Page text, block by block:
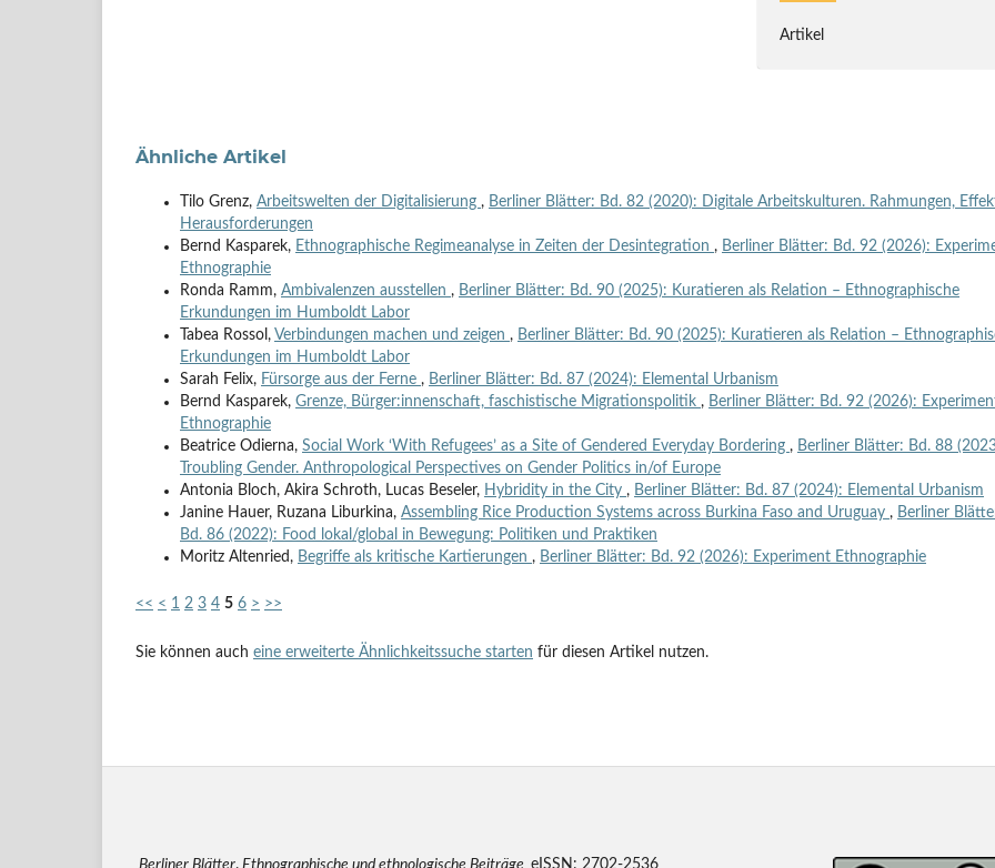
Artikel
Ähnliche Artikel
Tilo Grenz, Arbeitswelten der Digitalisierung , Berliner Blätter: Bd. 82 (2020): Digitale Arbeitskulturen. Rahmungen,
Herausforderungen
Bernd Kasparek, Ethnographische Regimeanalyse in Zeiten der Desintegration , Berliner Blätter: Bd. 92 (2026):
Ethnographie
Ronda Ramm, Ambivalenzen ausstellen , Berliner Blätter: Bd. 90 (2025): Kuratieren als Relation – Ethnographische
Erkundungen im Humboldt Labor
Tabea Rossol, Verbindungen machen und zeigen , Berliner Blätter: Bd. 90 (2025): Kuratieren als Relation –
Erkundungen im Humboldt Labor
Sarah Felix, Fürsorge aus der Ferne , Berliner Blätter: Bd. 87 (2024): Elemental Urbanism
Bernd Kasparek, Grenze, Bürger:innenschaft, faschistische Migrationspolitik , Berliner Blätter: Bd. 92 (2026):
Ethnographie
Beatrice Odierna, Social Work ‘With Refugees’ as a Site of Gendered Everyday Bordering , Berliner Blätter: Bd. 88
Troubling Gender. Anthropological Perspectives on Gender Politics in/of Europe
Antonia Bloch, Akira Schroth, Lucas Beseler, Hybridity in the City , Berliner Blätter: Bd. 87 (2024): Elemental Urbanism
Janine Hauer, Ruzana Liburkina, Assembling Rice Production Systems across Burkina Faso and Uruguay , Berliner
Bd. 86 (2022): Food lokal/global in Bewegung: Politiken und Praktiken
Moritz Altenried, Begriffe als kritische Kartierungen , Berliner Blätter: Bd. 92 (2026): Experiment Ethnographie
<< < 1 2 3 4 5 6 > >>
Sie können auch eine erweiterte Ähnlichkeitssuche starten für diesen Artikel nutzen.